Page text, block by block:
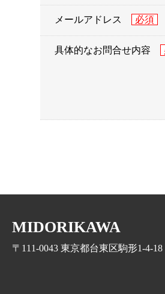
メールアドレス
具体的なお問合せ内容
MIDORIKAWA
〒111-0043 東京都台東区駒形1-4-18